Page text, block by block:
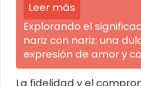
Leer más
Explorando el
nariz con nariz: una
expresión de amor y
La fidelidad y el